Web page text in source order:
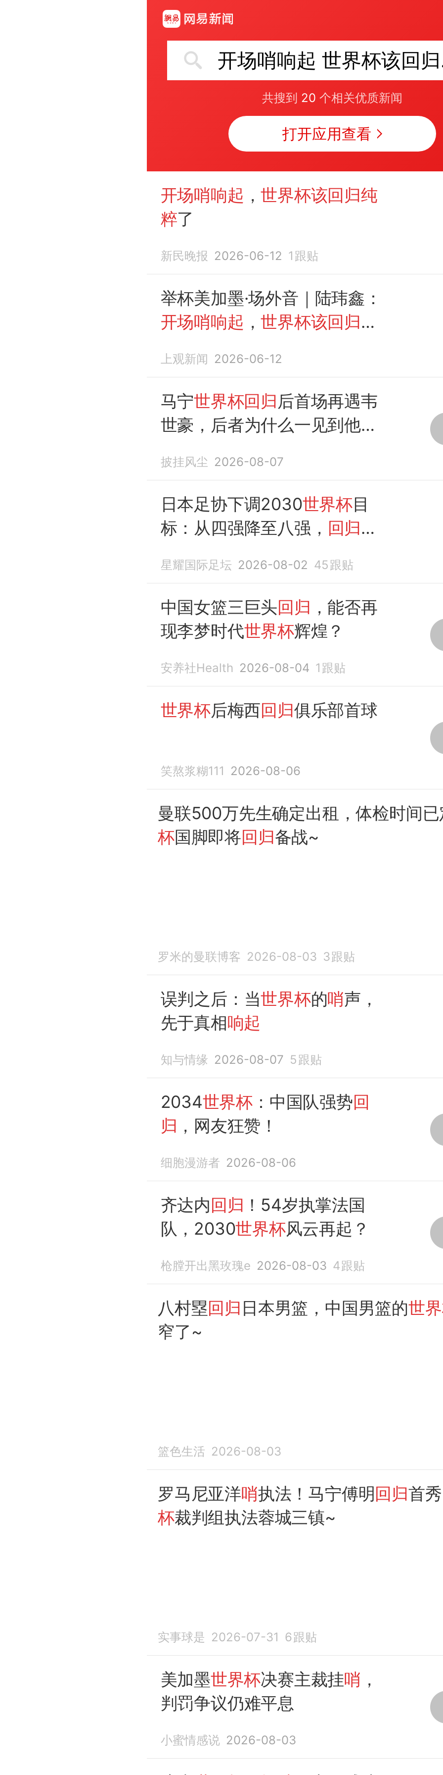
共搜到 20 个相关优质新闻
打开应用查看
开场哨响起 ，世界杯该回归纯
粹了
新民晚报 2026-06-12 1 跟贴
举杯美加墨·场外音｜陆玮鑫：
开场哨响起 ，世界杯该回归纯
上观新闻 2026-06-12
马宁世界杯回归后首场再遇韦
世豪，后者为什么一见到他就
披挂风尘 2026-08-07
日本足协下调2030世界杯目
标：从四强降至八强， 回归现
星耀国际足坛 2026-08-02 45 跟贴
中国女篮三巨头回归 ，能否再
现李梦时代世界杯辉煌？
安养社Health 2026-08-04 1 跟贴
世界杯后梅西回归俱乐部首球
笑熬浆糊111 2026-08-06
曼联500万先生确定出租，体检时间
杯国脚即将回归备战~
罗米的曼联博客 2026-08-03 3跟贴
误判之后：当世界杯的哨声，
先于真相响起
知与情缘 2026-08-07 5 跟贴
2034世界杯 ：中国队强势回
归 ，网友狂赞！
细胞漫游者 2026-08-06
齐达内回归 ！54岁执掌法国
队，2030世界杯风云再起？
枪膛开出黑玫瑰e 2026-08-03 4跟贴
八村塁回归日本男篮，中国男篮的世
窄了~
篮色生活 2026-08-03
罗马尼亚洋哨执法！马宁傅明回归首
杯裁判组执法蓉城三镇~
实事球是 2026-07-31 6跟贴
美加墨世界杯决赛主裁挂哨 ，
判罚争议仍难平息
小蜜情感说 2026-08-03